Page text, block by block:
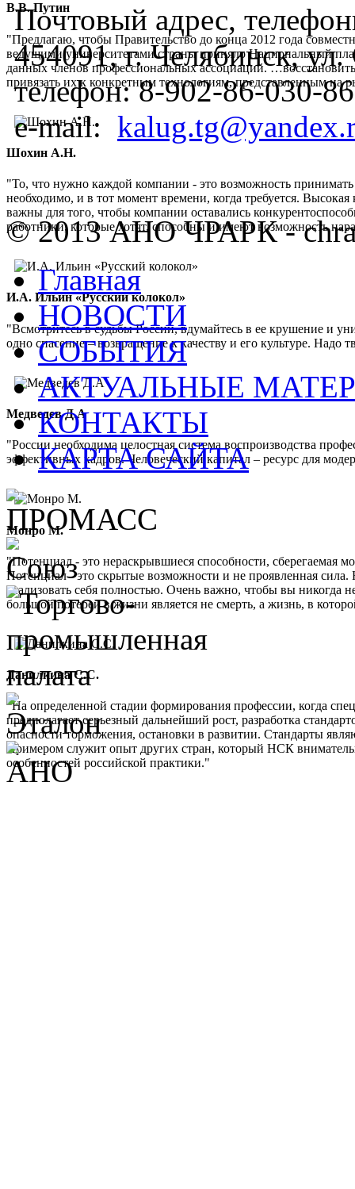
В.В. Путин
"Предлагаю, чтобы Правительство до конца 2012 года
ведущими университетами страны приняло Национальный
данных членов профессиональных ассоциаций.
привязать их к конкретным технологиям, представленным на
Шохин А.Н.
"То, что нужно каждой компании - это возможность
необходимо, и в тот момент времени, когда требуется.
важны для того, чтобы компании оставались
работники, которые хотят, способны и имеют возможность
И.А. Ильин «Русский колокол»
"Всмотритесь в судьбы России, вдумайтесь в ее крушение и
одно спасение – возвращение к качеству и его культуре. Надо
Медведев Д.А
"России необходима целостная система воспроизводства
эффективных кадров. Человеческий капитал – ресурс для
Монро М.
"Потенциал - это нераскрывшиеся способности, сберегаемая
Потенциал - это скрытые возможности и не проявленная
реализовать себя полностью. Очень важно, чтобы вы никогда
большой потерей в жизни является не смерть, а жизнь, в
Данилкина С.С.
"На определенной стадии формирования профессии, когда
предполагает серьезный дальнейший рост, разработка
опасности торможения, остановки в развитии. Стандарты
Примером служит опыт других стран, который НСК
особенностей российской практики."
Почтовый адрес,
454091, г. Челябинск,
телефон:8-902-86-030-86
e-mail:
© 2013 АНО ЧРАРК -
Главная
НОВОСТИ
СОБЫТИЯ
АКТУАЛЬНЫЕ
КОНТАКТЫ
КАРТА САЙТА